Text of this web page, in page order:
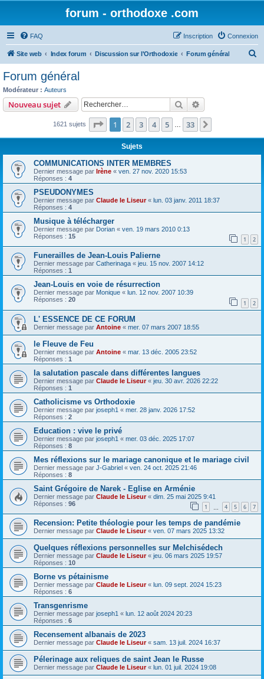
forum - orthodoxe .com
FAQ Connexion
Inscription
Site web Index forum Discussion sur l'Orthodoxie Forum général
c
Forum général
Modérateur : Auteurs
Nouveau sujet Rechercher
1621 sujets Page 1sur33
1 2 3 4 5 33
Sujets
COMMUNICATIONS INTER MEMBRES
Dernier message par Irène « ven. 27 nov. 2020 15:53
Réponses : 4
PSEUDONYMES
Dernier message par Claude le Liseur« lun. 03 janv. 2011 18:37
Réponses : 4
Musique à télécharger
Dernier message par Dorian « ven. 19 mars 2010 0:13
Réponses : 15 1 2
Funerailles de Jean-Louis Palierne
Dernier message par Catherinaga « jeu. 15 nov. 2007 14:12
Réponses : 1
Jean-Louis en voie de résurrection
Dernier message par Monique « lun. 12 nov. 2007 10:39
Réponses : 20 1 2
L' ESSENCE DE CE FORUM
Dernier message par Antoine « mer. 07 mars 2007 18:55
le Fleuve de Feu
Dernier message par Antoine « mar. 13 déc. 2005 23:52
Réponses : 1
la salutation pascale dans différentes langues
Dernier message par Claude le Liseur« jeu. 30 avr. 2026 22:22
Réponses : 1
Catholicisme vs Orthodoxie
Dernier message par joseph1 « mer. 28 janv. 2026 17:52
Réponses : 2
Education : vive le privé
Dernier message par joseph1 « mer. 03 déc. 2025 17:07
Réponses : 8
Mes réflexions sur le mariage canonique et le mariage civil
Dernier message par J-Gabriel « ven. 24 oct. 2025 21:46
Réponses : 8
Saint Grégoire de Narek - Eglise en Arménie
Dernier message par Claude le Liseur« dim. 25 mai 2025 9:41
Réponses : 96 1 4 5 6 7
Recension: Petite théologie pour les temps de pandémie
Dernier message par Claude le Liseur« ven. 07 mars 2025 13:32
Quelques réflexions personnelles sur Melchisédech
Dernier message par Claude le Liseur« jeu. 06 mars 2025 19:57
Réponses : 10
Borne vs pétainisme
Dernier message par Claude le Liseur« lun. 09 sept. 2024 15:23
Réponses : 6
Transgenrisme
Dernier message par joseph1 « lun. 12 août 2024 20:23
Réponses : 6
Recensement albanais de 2023
Dernier message par Claude le Liseur« sam. 13 juil. 2024 16:37
Pélerinage aux reliques de saint Jean le Russe
Dernier message par Claude le Liseur« lun. 01 juil. 2024 19:08